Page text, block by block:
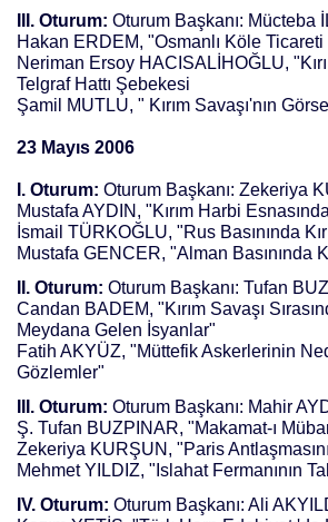
III. Oturum: Oturum Başkanı: Mücteba
Hakan ERDEM, "Osmanlı Köle Ticareti
Neriman Ersoy HACISALİHOĞLU,
Telgraf Hattı Şebekesi
Şamil MUTLU, " Kırım Savaşı'nın
23 Mayıs 2006
I. Oturum: Oturum Başkanı: Zekeriya
Mustafa AYDIN, "Kırım Harbi
İsmail TÜRKOĞLU, "Rus Basınında
Mustafa GENCER, "Alman Basınında
II. Oturum: Oturum Başkanı: Tufan
Candan BADEM, "Kırım Savaşı
Meydana Gelen İsyanlar"
Fatih AKYÜZ, "Müttefik Askerlerinin
Gözlemler"
III. Oturum: Oturum Başkanı: Mahir
Ş. Tufan BUZPINAR, "Makamat-ı
Zekeriya KURŞUN, "Paris
Mehmet YILDIZ, "Islahat Fermanının
IV. Oturum: Oturum Başkanı: Ali